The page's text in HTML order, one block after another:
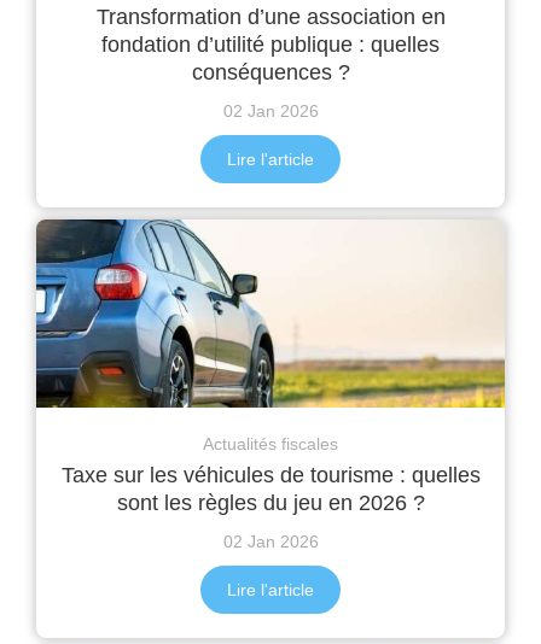
Transformation d’une association en
fondation d’utilité publique : quelles
conséquences ?
02 Jan 2026
Lire l'article
Actualités fiscales
Taxe sur les véhicules de tourisme : quelles
sont les règles du jeu en 2026 ?
02 Jan 2026
Lire l'article